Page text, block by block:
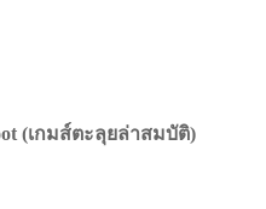
(เกมส์ตะลุยล่าสมบัติ)